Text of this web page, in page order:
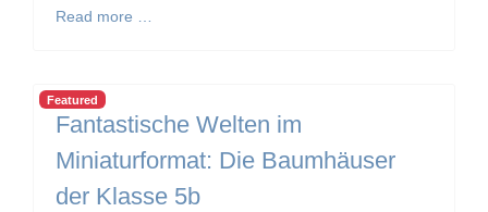
Read more …
Featured
Fantastische Welten im
Miniaturformat: Die Baumhäuser
der Klasse 5b